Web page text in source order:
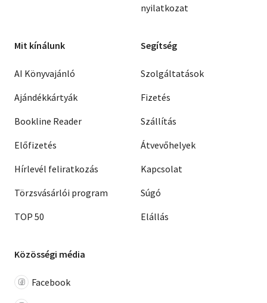
nyilatkozat
Mit kínálunk
AI Könyvajánló
Ajándékkártyák
Bookline Reader
Előfizetés
Hírlevél feliratkozás
Törzsvásárlói program
TOP 50
Segítség
Szolgáltatások
Fizetés
Szállítás
Átvevőhelyek
Kapcsolat
Súgó
Elállás
Közösségi média
Facebook